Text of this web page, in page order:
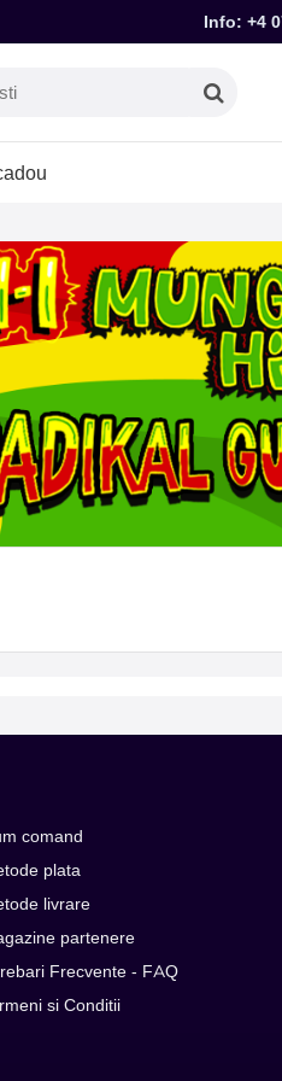
Info: +4
comand
plata
livrare
partenere
Frecvente - FAQ
si Conditii